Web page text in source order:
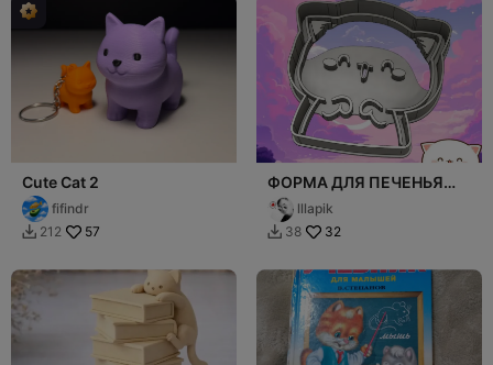
Cute Cat 2
fifindr
 212 57
ФОРМА ДЛЯ ПЕЧЕНЬЯ
МИЛЫЕ КОТЯТА / CAT
COOKIES №17
lllapik
 38 32